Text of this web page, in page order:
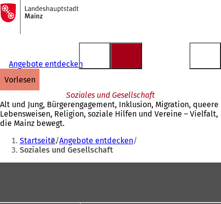
Inhalt anspringen
Zur
Startseite
Angebote entdecken
vorlesen
Soziales und Gesellschaft
Alt und Jung, Bürgerengagement, Inklusion, Migration, queere
Lebensweisen, Religion, soziale Hilfen und Vereine – Vielfalt,
die Mainz bewegt.
Sie
befinden
sich
Startseite Angebote entdecken
Soziales und Gesellschaft